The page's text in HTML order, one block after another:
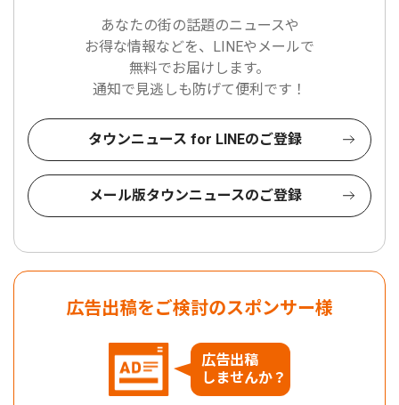
あなたの街の話題のニュースや
お得な情報などを、LINEやメールで
無料でお届けします。
通知で見逃しも防げて便利です！
タウンニュース for LINEのご登録
メール版タウンニュースのご登録
広告出稿をご検討のスポンサー様
広告出稿
しませんか？